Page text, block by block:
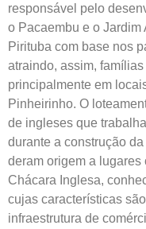
responsável pelo
o Pacaembu e o Jardim
Pirituba com base nos
atraindo, assim,
principalmente em
Pinheirinho. O
de ingleses que
durante a construção
deram origem a lugares
Chácara Inglesa,
cujas características
infraestrutura de